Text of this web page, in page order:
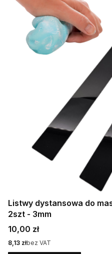
Listwy dystansowa do
2szt - 3mm
Cena
10,00 zł
Cena
8,13 złbez VAT